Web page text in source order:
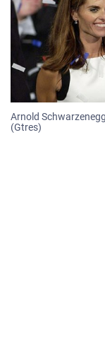
Arnold
(Gtres)